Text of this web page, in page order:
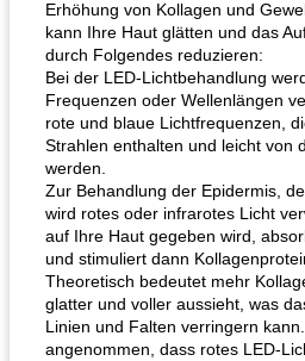
Erhöhung von Kollagen und
kann Ihre Haut glätten und das
durch Folgendes reduzieren:
Bei der LED-Lichtbehandlung
Frequenzen oder Wellenlängen
rote und blaue Lichtfrequenzen,
Strahlen enthalten und leicht von
werden.
Zur Behandlung der Epidermis,
wird rotes oder infrarotes Licht
auf Ihre Haut gegeben wird,
und stimuliert dann
Theoretisch bedeutet mehr
glatter und voller aussieht, was
Linien und Falten verringern
angenommen, dass rotes LED-